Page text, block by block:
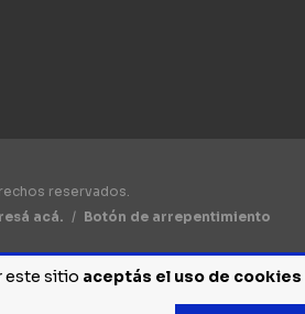
este sitio aceptás el uso de cookies
reservados.
acá. / Botón de arrepentimiento